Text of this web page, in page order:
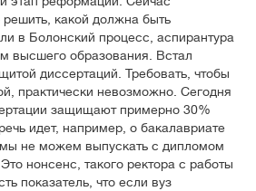
какой должна быть
в Болонский процесс, аспирантура
высшего образования. Встал
диссертаций. Требовать, чтобы
практически невозможно. Сегодня
защищают примерно 30%
идет, например, о бакалавриате
мы не можем выпускать с дипломом
нонсенс, такого ректора с работы
показатель, что если вуз